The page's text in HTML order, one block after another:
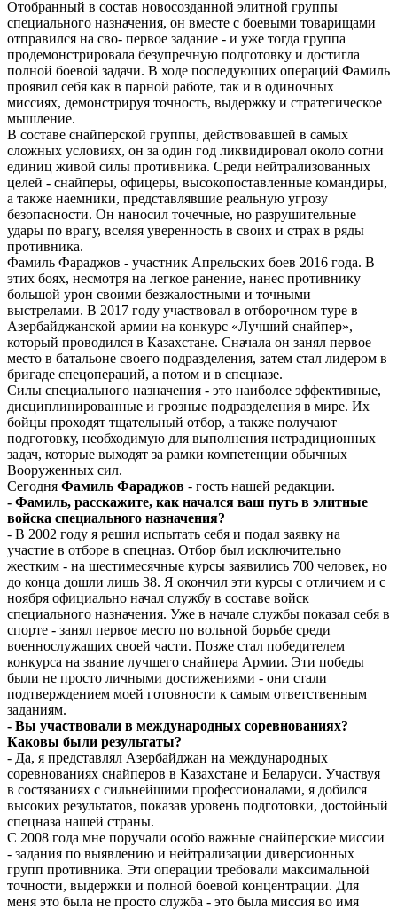
Отобранный в состав новосозданной элитной группы
специального назначения, он вместе с боевыми товарищами
отправился на сво- первое задание - и уже тогда группа
продемонстрировала безупречную подготовку и достигла
полной боевой задачи. В ходе последующих операций Фамиль
проявил себя как в парной работе, так и в одиночных
миссиях, демонстрируя точность, выдержку и стратегическое
мышление.
В составе снайперской группы, действовавшей в самых
сложных условиях, он за один год ликвидировал около сотни
единиц живой силы противника. Среди нейтрализованных
целей - снайперы, офицеры, высокопоставленные командиры,
а также наемники, представлявшие реальную угрозу
безопасности. Он наносил точечные, но разрушительные
удары по врагу, вселяя уверенность в своих и страх в ряды
противника.
Фамиль Фараджов - участник Апрельских боев 2016 года. В
этих боях, несмотря на легкое ранение, нанес противнику
большой урон своими безжалостными и точными
выстрелами. В 2017 году участвовал в отборочном туре в
Азербайджанской армии на конкурс «Лучший снайпер»,
который проводился в Казахстане. Сначала он занял первое
место в батальоне своего подразделения, затем стал лидером в
бригаде спецопераций, а потом и в спецназе.
Силы специального назначения - это наиболее эффективные,
дисциплинированные и грозные подразделения в мире. Их
бойцы проходят тщательный отбор, а также получают
подготовку, необходимую для выполнения нетрадиционных
задач, которые выходят за рамки компетенции обычных
Вооруженных сил.
Сегодня Фамиль Фараджов - гость нашей редакции.
- Фамиль, расскажите, как начался ваш путь в элитные
войска специального назначения?
- В 2002 году я решил испытать себя и подал заявку на
участие в отборе в спецназ. Отбор был исключительно
жестким - на шестимесячные курсы заявились 700 человек, но
до конца дошли лишь 38. Я окончил эти курсы с отличием и с
ноября официально начал службу в составе войск
специального назначения. Уже в начале службы показал себя в
спорте - занял первое место по вольной борьбе среди
военнослужащих своей части. Позже стал победителем
конкурса на звание лучшего снайпера Армии. Эти победы
были не просто личными достижениями - они стали
подтверждением моей готовности к самым ответственным
заданиям.
- Вы участвовали в международных соревнованиях?
Каковы были результаты?
- Да, я представлял Азербайджан на международных
соревнованиях снайперов в Казахстане и Беларуси. Участвуя
в состязаниях с сильнейшими профессионалами, я добился
высоких результатов, показав уровень подготовки, достойный
спецназа нашей страны.
С 2008 года мне поручали особо важные снайперские миссии
- задания по выявлению и нейтрализации диверсионных
групп противника. Эти операции требовали максимальной
точности, выдержки и полной боевой концентрации. Для
меня это была не просто служба - это была миссия во имя